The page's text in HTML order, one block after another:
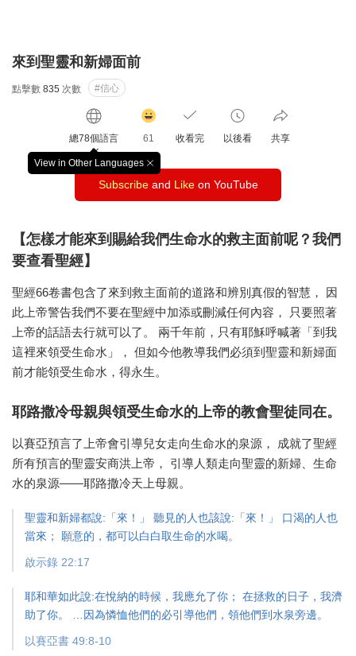
來到聖靈和新婦面前
點擊數 835 次數 #信心
總78個語言
View in Other Languages
창
닫
기
릭
수
61 收看完 以後看 共享
Subscribeand Likeon YouTube
【怎樣才能來到賜給我們生命水的救主面前呢？我們
要查看聖經】
聖經66卷書包含了來到救主面前的道路和辨別真假的智慧， 因
此上帝警告我們不要在聖經中加添或刪減任何內容， 只要照著
上帝的話語去行就可以了。 兩千年前，只有耶穌呼喊著「到我
這裡來領受生命水」， 但如今他教導我們必須到聖靈和新婦面
前才能領受生命水，得永生。
耶路撒冷母親與領受生命水的上帝的教會聖徒同在。
以賽亞預言了上帝會引導兒女走向生命水的泉源， 成就了聖經
所有預言的聖靈安商洪上帝， 引導人類走向聖靈的新婦、生命
水的泉源——耶路撒冷天上母親。
聖靈和新婦都說:「來！」 聽見的人也該說:「來！」 口渴的人也
當來； 願意的，都可以白白取生命的水喝。
啟示錄 22:17
耶和華如此說:在悅納的時候，我應允了你； 在拯救的日子，我濟
助了你。 …因為憐恤他們的必引導他們，領他們到水泉旁邊。
以賽亞書 49:8-10